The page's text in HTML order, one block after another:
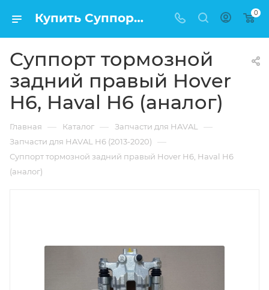
Купить Суппорт тормозной задний правый Hover H6, Haval H6 (аналог) в Москве по низкой цене 0
Суппорт тормозной
задний правый Hover
H6, Haval H6 (аналог)
Главная — Каталог — Запчасти для HAVAL —
Запчасти для HAVAL H6 (2013-2020) —
Суппорт тормозной задний правый Hover H6, Haval H6
(аналог)